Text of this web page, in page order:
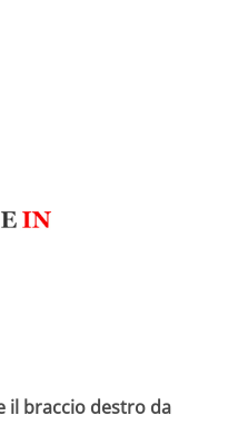
il braccio destro da